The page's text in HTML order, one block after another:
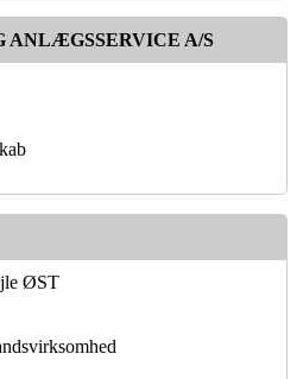
ANLÆGSSERVICE A/S
ØST